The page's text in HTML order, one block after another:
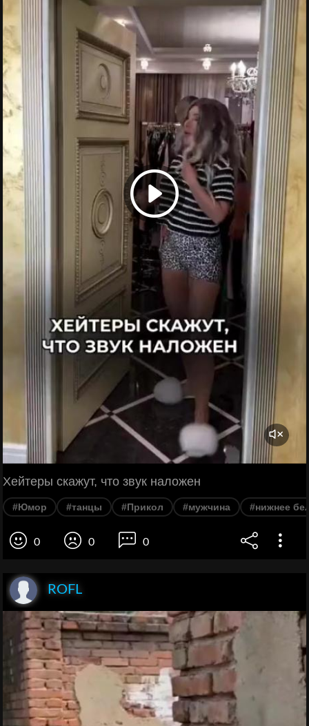
Хейтеры скажут, что звук наложен
#Юмор #танцы #Прикол #мужчина #нижнее
0 0 0
ROFL